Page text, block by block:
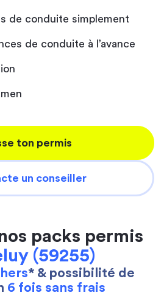
de conduite simplement
de conduite à l’avance
ton permis
un conseiller
packs permis
(59255)
* & possibilité de
6 fois sans frais